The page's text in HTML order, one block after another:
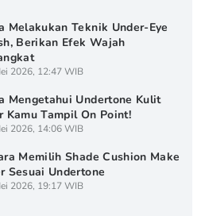
Melakukan Teknik Under-Eye
Berikan Efek Wajah
2026, 12:47 WIB
Mengetahui Undertone Kulit
Kamu Tampil On Point!
2026, 14:06 WIB
Memilih Shade Cushion Make
Sesuai Undertone
2026, 19:17 WIB